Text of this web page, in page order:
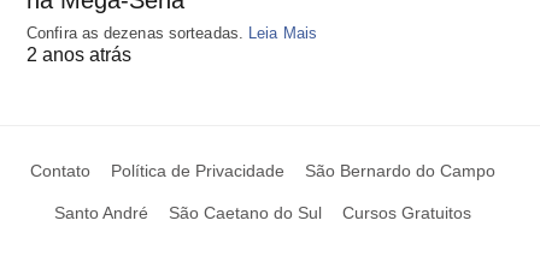
Confira as dezenas sorteadas. Leia Mais
2 anos atrás
Contato Política de Privacidade São Bernardo do Campo
Santo André São Caetano do Sul Cursos Gratuitos